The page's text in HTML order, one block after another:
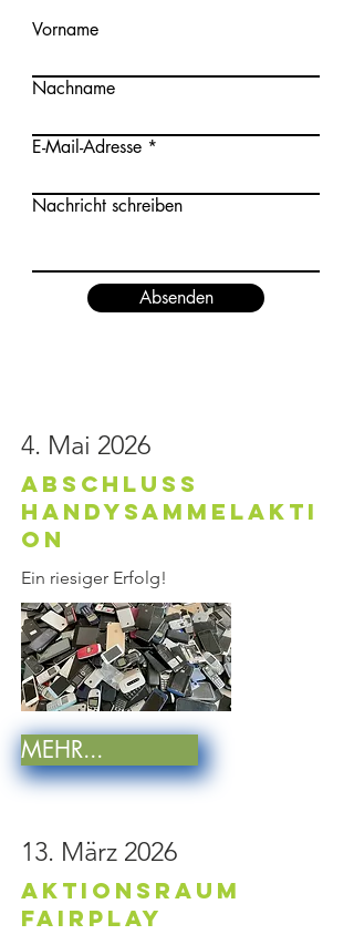
4. Mai 2026
Abschluss
HandySammelakti
on
Ein riesiger Erfolg!
MEHR...
13. März 2026
Aktionsraum
FairPlay
Vorname
Nachname
E-Mail-Adresse
Nachricht schreiben
Absenden